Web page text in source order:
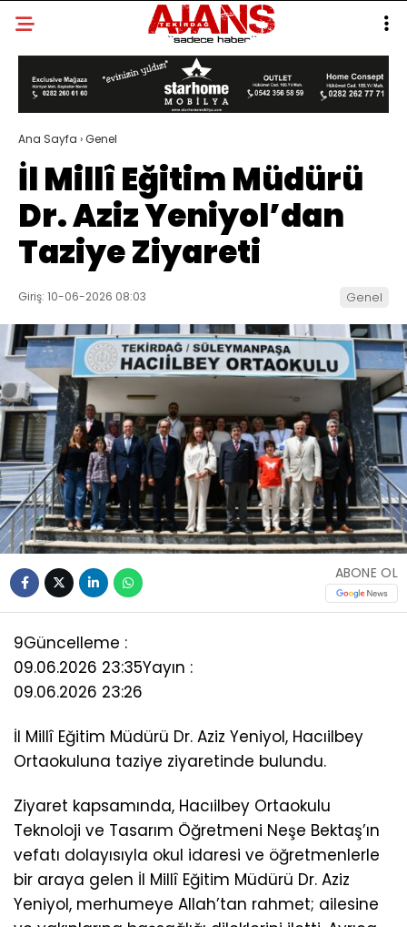
Ana Sayfa ›Genel
İl Millî Eğitim Müdürü
Dr. Aziz Yeniyol’dan
Taziye Ziyareti
Giriş: 10-06-2026 08:03 Genel
ABONE OL
9Güncelleme :
09.06.2026 23:35Yayın :
09.06.2026 23:26
İl Millî Eğitim Müdürü Dr. Aziz Yeniyol, Hacıilbey
Ortaokuluna taziye ziyaretinde bulundu.
Ziyaret kapsamında, Hacıilbey Ortaokulu
Teknoloji ve Tasarım Öğretmeni Neşe Bektaş’ın
vefatı dolayısıyla okul idaresi ve öğretmenlerle
bir araya gelen İl Millî Eğitim Müdürü Dr. Aziz
Yeniyol, merhumeye Allah’tan rahmet; ailesine